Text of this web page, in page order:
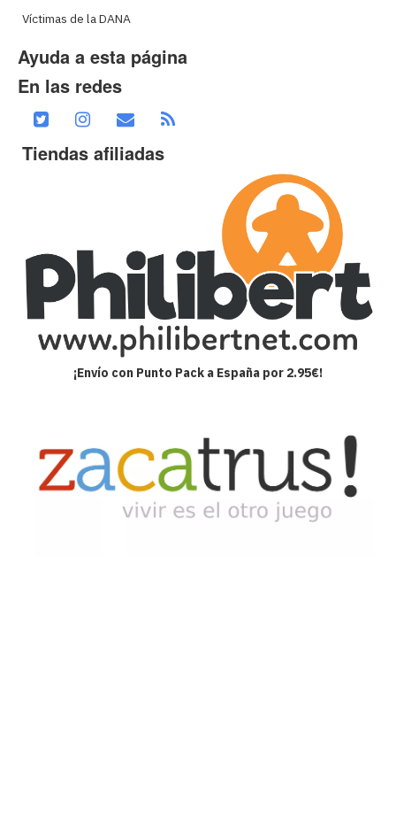
Víctimas de la DANA
Ayuda a esta página
En las redes
Tiendas afiliadas
¡Envío con Punto Pack a España por 2.95€!